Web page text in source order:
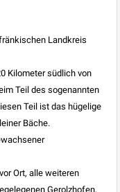
Landkreis
Kilometer südlich von
Teil des sogenannten
Teil ist das hügelige
Bäche.
Ort, alle weiteren
Gerolzhofen,